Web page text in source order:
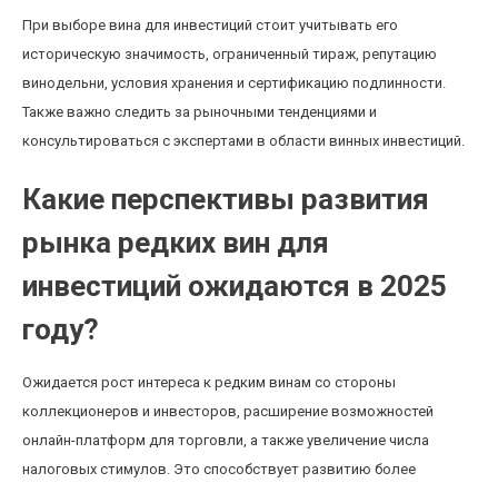
При выборе вина для инвестиций стоит учитывать его
историческую значимость, ограниченный тираж, репутацию
винодельни, условия хранения и сертификацию подлинности.
Также важно следить за рыночными тенденциями и
консультироваться с экспертами в области винных инвестиций.
Какие перспективы развития
рынка редких вин для
инвестиций ожидаются в 2025
году?
Ожидается рост интереса к редким винам со стороны
коллекционеров и инвесторов, расширение возможностей
онлайн-платформ для торговли, а также увеличение числа
налоговых стимулов. Это способствует развитию более